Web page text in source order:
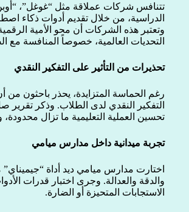
تتنافس شركات عملاقة مثل “غوغل”،
الدراسية، من خلال تقديم أدوات
وتعتبر هذه الشركات أن محو الأمية
التحديات العالمية، خصوصاً المنافسة مع
تحذيرات من التأثير على التفكير النقدي
رغم الحماسة المتزايدة، يحذر باحثون
التفكير النقدي لدى الطلاب. وذكر تقرير
تحسين العملية التعليمية ما تزال محدودة،
تجربة ميدانية داخل مدارس ميامي
والدقة والعدالة. وجرى اختبار قدرات
الاستجابات المتحيزة أو الضارة.